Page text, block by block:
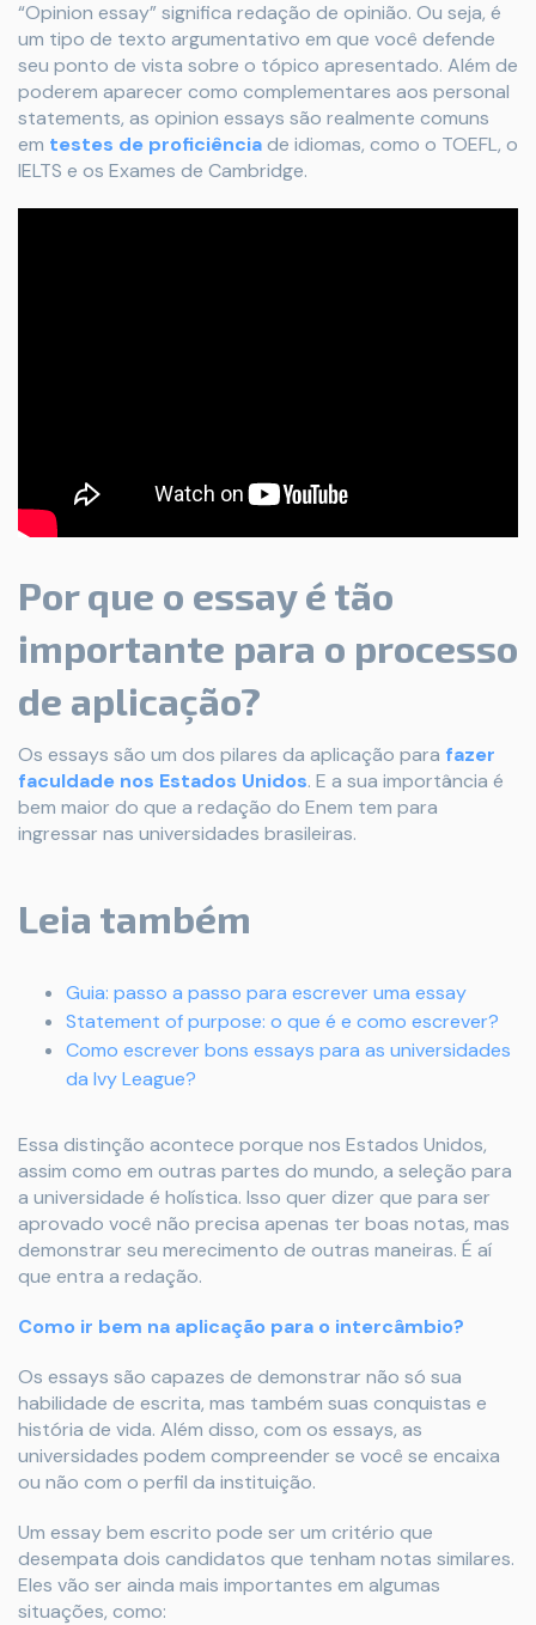
“Opinion essay” significa redação de opinião. Ou seja, é
um tipo de texto argumentativo em que você defende
seu ponto de vista sobre o tópico apresentado. Além de
poderem aparecer como complementares aos personal
statements, as opinion essays são realmente comuns
em testes de proficiênciade idiomas, como o TOEFL, o
IELTS e os Exames de Cambridge.
Por que o essay é tão
importante para o processo
de aplicação?
Os essays são um dos pilares da aplicação para fazer
faculdade nos Estados Unidos. E a sua importância é
bem maior do que a redação do Enem tem para
ingressar nas universidades brasileiras.
Leia também
Guia: passo a passo para escrever uma essay
Statement of purpose: o que é e como escrever?
Como escrever bons essays para as universidades
da Ivy League?
Essa distinção acontece porque nos Estados Unidos,
assim como em outras partes do mundo, a seleção para
a universidade é holística. Isso quer dizer que para ser
aprovado você não precisa apenas ter boas notas, mas
demonstrar seu merecimento de outras maneiras. É aí
que entra a redação.
Como ir bem na aplicação para o intercâmbio?
Os essays são capazes de demonstrar não só sua
habilidade de escrita, mas também suas conquistas e
história de vida. Além disso, com os essays, as
universidades podem compreender se você se encaixa
ou não com o perfil da instituição.
Um essay bem escrito pode ser um critério que
desempata dois candidatos que tenham notas similares.
Eles vão ser ainda mais importantes em algumas
situações, como: